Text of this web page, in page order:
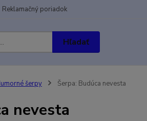
Reklamačný poriadok
Hľadať
šerpy Šerpa: Budúca nevesta
nevesta